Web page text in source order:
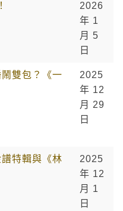
2026
年 1
月 5
日
雙包？《一
2025
年 12
月 29
日
特輯與《林
2025
年 12
月 1
日